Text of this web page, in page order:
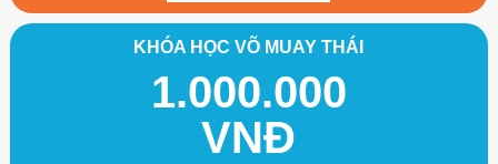
KHÓA HỌC VÕ MUAY THÁI
1.000.000
VNĐ